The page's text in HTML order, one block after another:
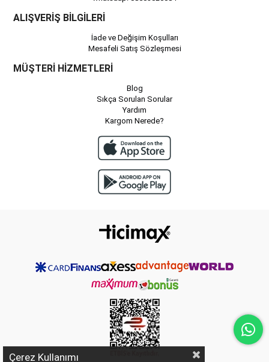
ALIŞVERİŞ BİLGİLERİ
İade ve Değişim Koşulları
Mesafeli Satış Sözleşmesi
MÜŞTERİ HİZMETLERİ
Blog
Sıkça Sorulan Sorular
Yardım
Kargom Nerede?
Çerez Kullanımı